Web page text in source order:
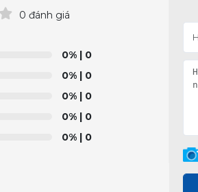
0 đánh giá
0%| 0
0%| 0
0%| 0
0%| 0
0%| 0